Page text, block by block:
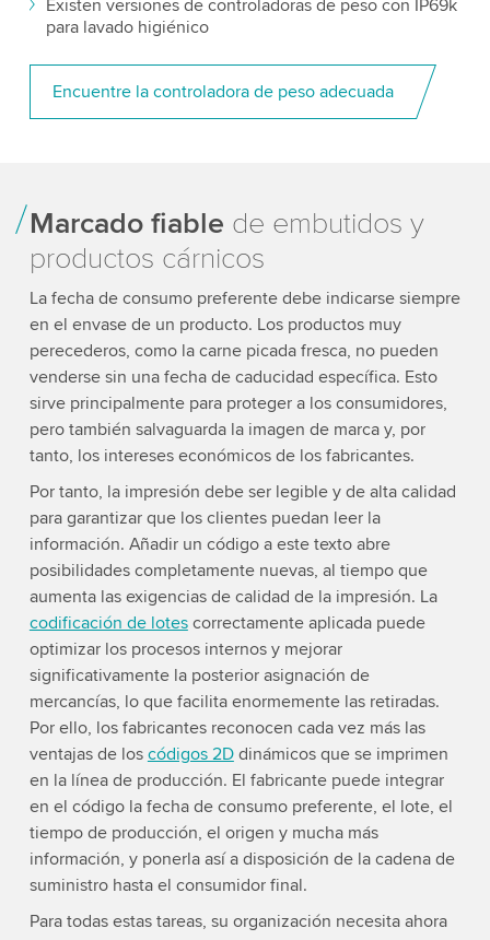
Existen versiones de controladoras de peso con IP69k
para lavado higiénico
Encuentre la controladora de peso adecuada
Marcado fiable de embutidos y
productos cárnicos
La fecha de consumo preferente debe indicarse siempre
en el envase de un producto. Los productos muy
perecederos, como la carne picada fresca, no pueden
venderse sin una fecha de caducidad específica. Esto
sirve principalmente para proteger a los consumidores,
pero también salvaguarda la imagen de marca y, por
tanto, los intereses económicos de los fabricantes.
Por tanto, la impresión debe ser legible y de alta calidad
para garantizar que los clientes puedan leer la
información. Añadir un código a este texto abre
posibilidades completamente nuevas, al tiempo que
aumenta las exigencias de calidad de la impresión. La
codificación de lotescorrectamente aplicada puede
optimizar los procesos internos y mejorar
significativamente la posterior asignación de
mercancías, lo que facilita enormemente las retiradas.
Por ello, los fabricantes reconocen cada vez más las
ventajas de los códigos 2Ddinámicos que se imprimen
en la línea de producción. El fabricante puede integrar
en el código la fecha de consumo preferente, el lote, el
tiempo de producción, el origen y mucha más
información, y ponerla así a disposición de la cadena de
suministro hasta el consumidor final.
Para todas estas tareas, su organización necesita ahora